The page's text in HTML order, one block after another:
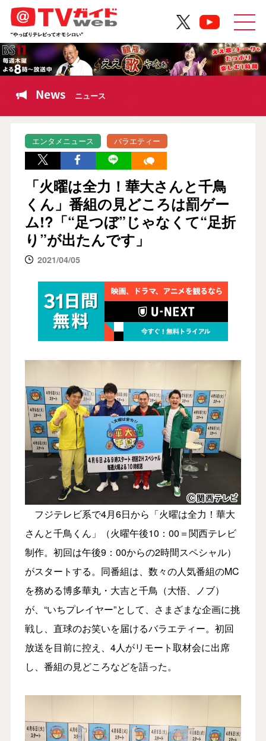
News ニュース
エンタメニュース バラエティー
「火曜は全力！華大さんと千鳥
くん」番組の見どころは罰ゲー
ム!?「“足つぼ”じゃなくて“足折
り”が出たんです」
2021/04/05
フジテレビ系で4月6日から「火曜は全力！華大
さんと千鳥くん」（火曜午後10：00＝関西テレビ
制作。初回は午後9：00からの2時間スペシャル）
がスタートする。同番組は、数々の人気番組のMC
を務める博多華丸・大吉と千鳥（大悟、ノブ）
が、“いちプレイヤー”として、さまざまな企画に挑
戦し、直球のお笑いを届けるバラエティー。初回
放送を目前に控え、4人がリモート取材会に出席
し、番組の見どころなどを語った。